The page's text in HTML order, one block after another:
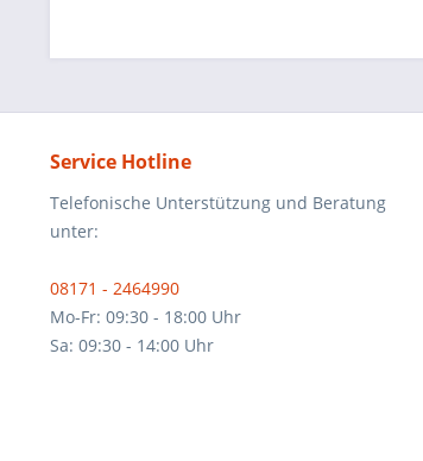
Service Hotline
Telefonische Unterstützung und Beratung
unter:
08171 - 2464990
Mo-Fr: 09:30 - 18:00 Uhr
Sa: 09:30 - 14:00 Uhr